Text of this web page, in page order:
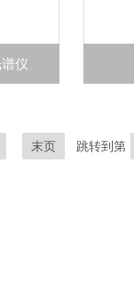
仪
末页 跳转到第